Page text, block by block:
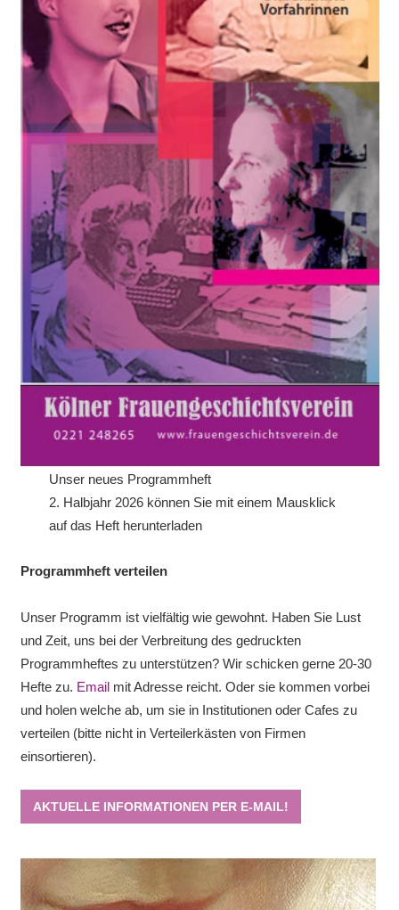
Unser neues Programmheft
2. Halbjahr 2026 können Sie mit einem Mausklick
auf das Heft herunterladen
Programmheft verteilen
Unser Programm ist vielfältig wie gewohnt. Haben Sie Lust
und Zeit, uns bei der Verbreitung des gedruckten
Programmheftes zu unterstützen? Wir schicken gerne 20-30
Hefte zu. Emailmit Adresse reicht. Oder sie kommen vorbei
und holen welche ab, um sie in Institutionen oder Cafes zu
verteilen (bitte nicht in Verteilerkästen von Firmen
einsortieren).
AKTUELLE INFORMATIONEN PER E-MAIL!